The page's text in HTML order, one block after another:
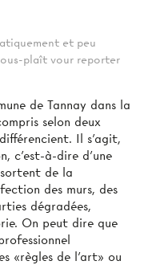
et peu
plaît vour reporter
de Tannay dans la
selon deux
Il s'agit,
c'est-à-dire d'une
de la
des murs, des
dégradées,
On peut dire que
«règles de l'art» ou